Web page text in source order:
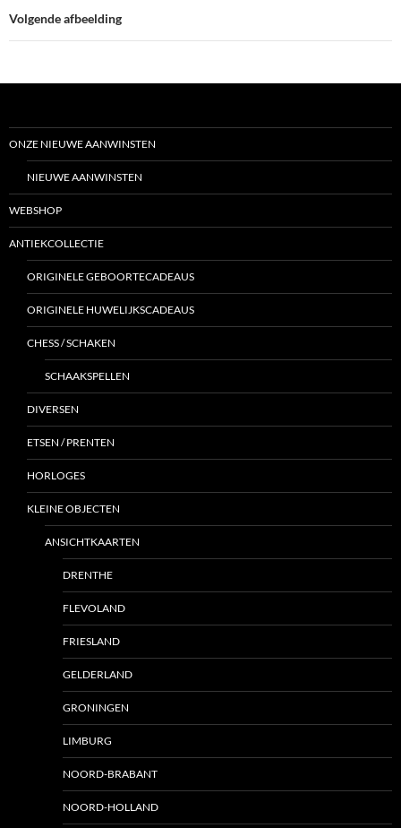
Volgende afbeelding
ONZE NIEUWE AANWINSTEN
NIEUWE AANWINSTEN
WEBSHOP
ANTIEKCOLLECTIE
ORIGINELE GEBOORTECADEAUS
ORIGINELE HUWELIJKSCADEAUS
CHESS / SCHAKEN
SCHAAKSPELLEN
DIVERSEN
ETSEN / PRENTEN
HORLOGES
KLEINE OBJECTEN
ANSICHTKAARTEN
DRENTHE
FLEVOLAND
FRIESLAND
GELDERLAND
GRONINGEN
LIMBURG
NOORD-BRABANT
NOORD-HOLLAND